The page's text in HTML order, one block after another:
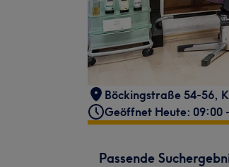
Böckingstraße 54-56,
Geöffnet Heute: 09:00 -
Passende